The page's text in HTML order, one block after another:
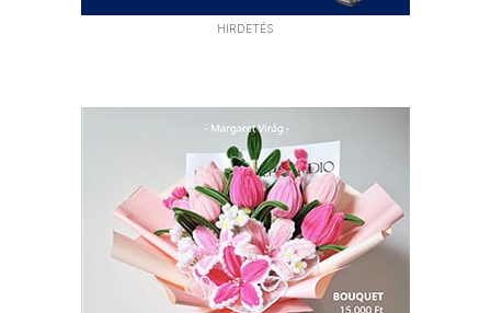
HIRDETÉS